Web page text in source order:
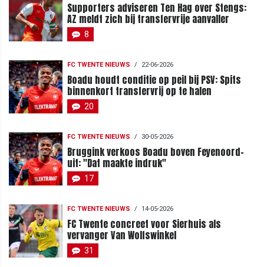
Supporters adviseren Ten Hag over Stengs:
AZ meldt zich bij transfervrije aanvaller
8
FC TWENTE NIEUWS / 22-06-2026
Boadu houdt conditie op peil bij PSV: Spits
binnenkort transfervrij op te halen
20
FC TWENTE NIEUWS / 30-05-2026
Bruggink verkoos Boadu boven Feyenoord-
uit: "Dat maakte indruk"
17
FC TWENTE NIEUWS / 14-05-2026
FC Twente concreet voor Sierhuis als
vervanger Van Wolfswinkel
31